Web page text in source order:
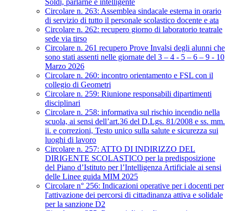
Soldi, parlarne è intelligente
Circolare n. 263: Assemblea sindacale esterna in orario
di servizio di tutto il personale scolastico docente e ata
Circolare n. 262: recupero giorno di laboratorio teatrale
sede via tirso
Circolare n. 261 recupero Prove Invalsi degli alunni che
sono stati assenti nelle giornate del 3 – 4 - 5 – 6 – 9 - 10
Marzo 2026
Circolare n. 260: incontro orientamento e FSL con il
collegio di Geometri
Circolare n. 259: Riunione responsabili dipartimenti
disciplinari
Circolare n. 258: informativa sul rischio incendio nella
scuola, ai sensi dell’art.36 del D.Lgs. 81/2008 e ss. mm.
ii. e correzioni, Testo unico sulla salute e sicurezza sui
luoghi di lavoro
Circolare n. 257: ATTO DI INDIRIZZO DEL
DIRIGENTE SCOLASTICO per la predisposizione
del Piano d’Istituto per l’Intelligenza Artificiale ai sensi
delle Linee guida MIM 2025
Circolare n° 256: Indicazioni operative per i docenti per
l'attivazione dei percorsi di cittadinanza attiva e solidale
per la sanzione D2